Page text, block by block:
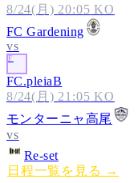
8/24(月) 20:05 KO
FC Gardening
vs
F
FC.pleiaB
8/24(月) 21:05 KO
モンターニャ高尾
vs
Re-set
日程一覧を見る →